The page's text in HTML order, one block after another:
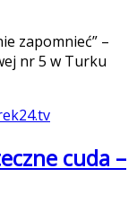
zapomnieć” –
nr 5 w Turku
cuda –